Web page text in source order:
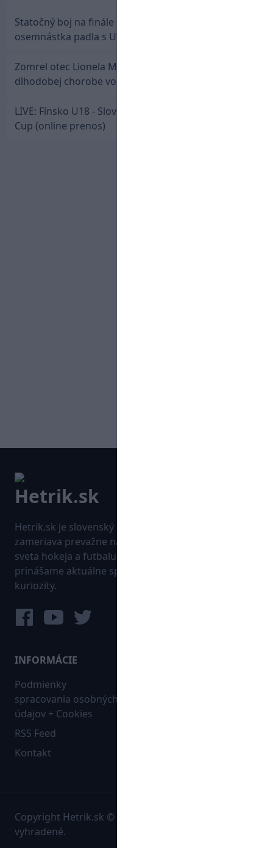
Statočný boj na finále nestačil: Slovenská
osemnástka padla s USA a zabojuje o bronz
Zomrel otec Lionela Messiho. Jorge podľahol
dlhodobej chorobe vo veku 68 rokov
LIVE: Fínsko U18 - Slovensko U18 / Hlinka-Gretzky
Cup (online prenos)
Hetrik.sk je slovenský športový portál, ktorý sa
zameriava prevažne na najnovšie informácie zo
sveta hokeja a futbalu. Pravidelne na dennej báze
prinášame aktuálne správy, góly, zaujímavosti a
kuriozity.
INFORMÁCIE
Podmienky
spracovania osobných
údajov + Cookies
RSS Feed
Kontakt
Copyright Hetrik.sk © 2026 Autorské práva sú
vyhradené.